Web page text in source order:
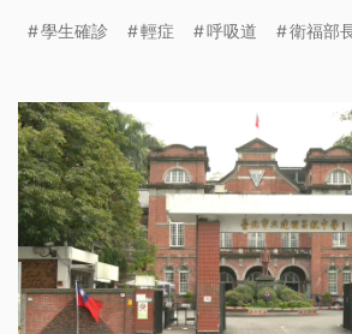
學生確診 輕症 呼吸道 衛福部